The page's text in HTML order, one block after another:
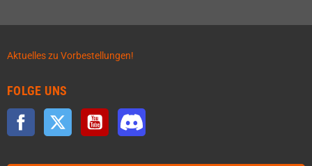
Aktuelles zu Vorbestellungen!
FOLGE UNS
Facebook Twitter YouTube